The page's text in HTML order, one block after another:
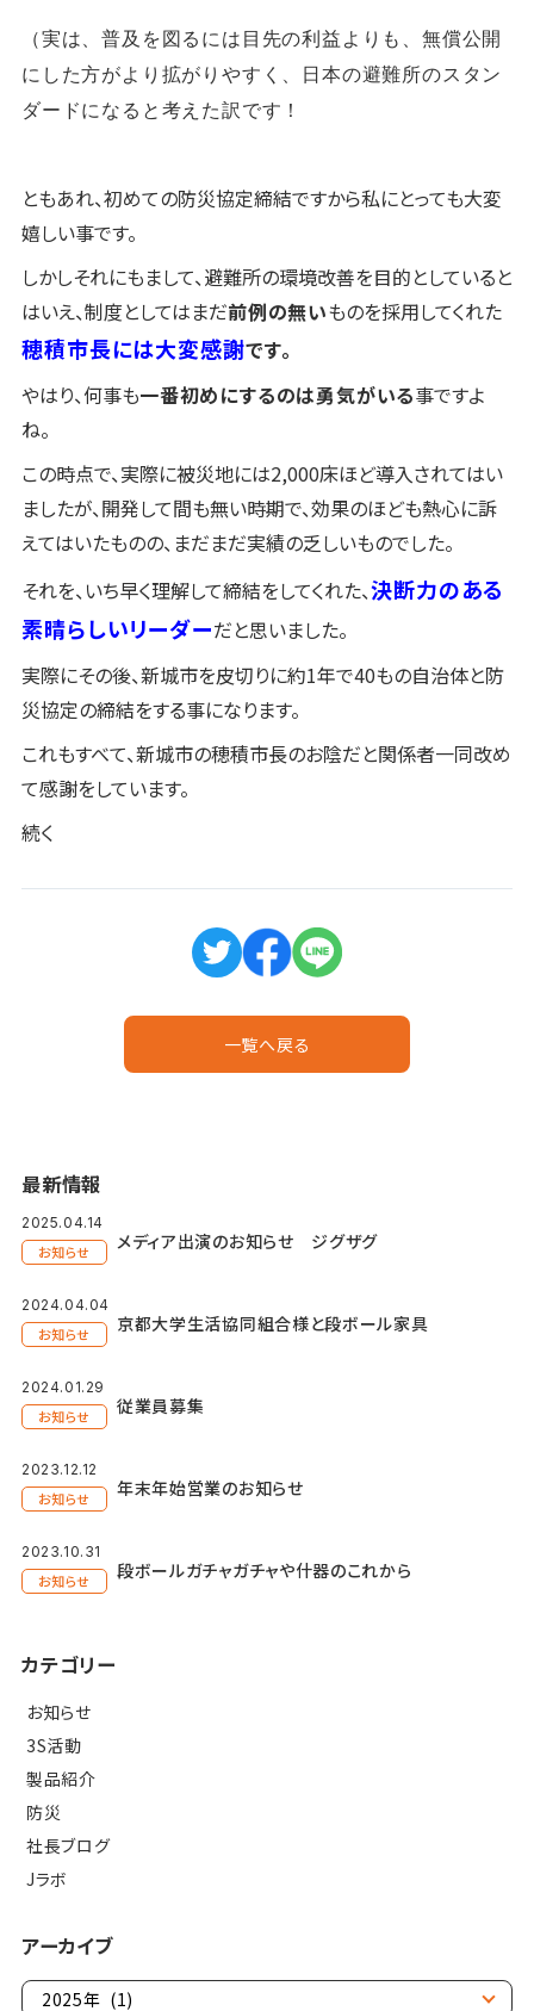
（実は、普及を図るには目先の利益よりも、無償公開
にした方がより拡がりやすく、日本の避難所のスタン
ダードになると考えた訳です！
ともあれ、初めての防災協定締結ですから私にとっても大変
嬉しい事です。
しかしそれにもまして、避難所の環境改善を目的としていると
はいえ、制度としてはまだ前例の無いものを採用してくれた
穂積市長には大変感謝です。
やはり、何事も一番初めにするのは勇気がいる事ですよ
ね。
この時点で、実際に被災地には2,000床ほど導入されてはい
ましたが、開発して間も無い時期で、効果のほども熱心に訴
えてはいたものの、まだまだ実績の乏しいものでした。
それを、いち早く理解して締結をしてくれた、決断力のある
素晴らしいリーダーだと思いました。
実際にその後、新城市を皮切りに約1年で40もの自治体と防
災協定の締結をする事になります。
これもすべて、新城市の穂積市長のお陰だと関係者一同改め
て感謝をしています。
続く
一覧へ戻る
最新情報
2025.04.14
お知らせ メディア出演のお知らせ ジグザグ
2024.04.04
お知らせ 京都大学生活協同組合様と段ボール家具
2024.01.29
お知らせ 従業員募集
2023.12.12
お知らせ 年末年始営業のお知らせ
2023.10.31
お知らせ 段ボールガチャガチャや什器のこれから
カテゴリー
お知らせ
3S活動
製品紹介
防災
社長ブログ
Jラボ
アーカイブ